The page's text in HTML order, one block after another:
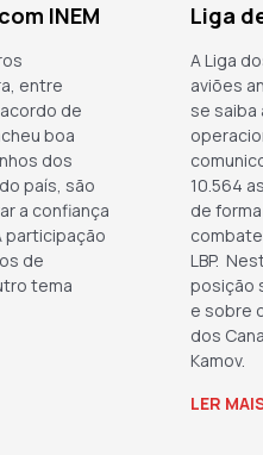
INEM
entre
de
boa
dos
país, são
a confiança
participação
de
tema
Liga
A Liga
aviões
se
10.564
de
LBP.
posição
e sobre
dos
Kamov.
LER